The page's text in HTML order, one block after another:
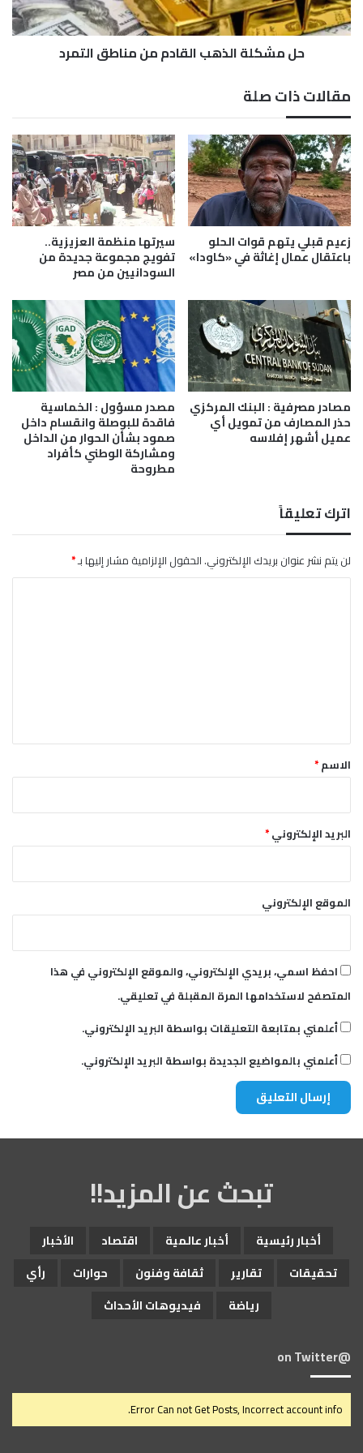
ا
ت
ا
ر
ة
ا
ل
م
ع
ا
د
ن
ا
ل
أ
ب
ح
ا
ث
ا
ل
ل
ي
ة
ا
ل
ا
ل
ق
ا
د
م
م
ن
م
ن
ق
ا
ل
ت
م
ر
د
حل مشكلة الذهب القادم من مناطق التمرد
مقالات ذات صلة
زعيم قبلي يتهم قوات الحلو
باعتقال عمال إغاثة في «كاودا»
سيرتها منظمة العزيزية..
تفويج مجموعة جديدة من
السودانيين من مصر
مصادر مصرفية : البنك المركزي
حذر المصارف من تمويل أي
عميل أشهر إفلاسه
مصدر مسؤول : الخماسية
فاقدة للبوصلة وانقسام داخل
صمود بشأن الحوار من الداخل
ومشاركة الوطني كأفراد
مطروحة
اترك تعليقاً
لن يتم نشر عنوان بريدك الإلكتروني.الحقول الإلزامية مشار إليها بـ*
*الاسم*
البريد الإلكتروني*
الموقع الإلكتروني
احفظ اسمي، بريدي الإلكتروني، والموقع الإلكتروني في هذا
المتصفح لاستخدامها المرة المقبلة في تعليقي.
أعلمني بمتابعة التعليقات بواسطة البريد الإلكتروني.
أعلمني بالمواضيع الجديدة بواسطة البريد الإلكتروني.
تبحث عن المزيد!!
أخبار رئيسية أخبار عالمية اقتصاد
الأخبار
تحقيقات
تقارير ثقافة وفنون حوارات
رأي
رياضة
فيديوهات الأحداث
@on Twitter
Error Can not Get Posts, Incorrect account info.